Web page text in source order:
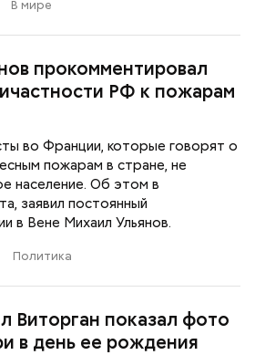
В мире
прокомментировал
РФ к пожарам
во Франции, которые говорят о
пожарам в стране, не
население. Об этом в
заявил постоянный
в Вене Михаил Ульянов.
Политика
Виторган показал фото
в день ее рождения